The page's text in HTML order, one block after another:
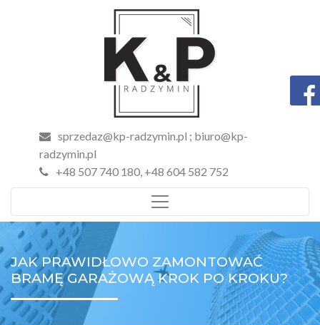
sprzedaz@kp-radzymin.pl ; biuro@kp-
radzymin.pl
+48 507 740 180, +48 604 582 752
JAK PRAWIDŁOWO ZAMONTOWAĆ
BRAMĘ GARAŻOWĄ KROK PO KROKU?